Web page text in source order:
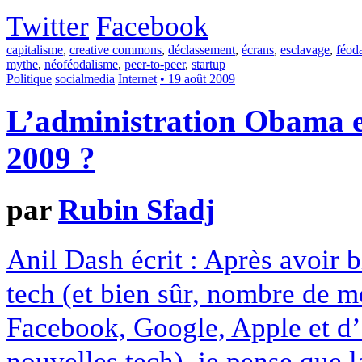
Twitter Facebook
capitalisme, creative commons, déclassement, écrans, esclavage,
mythe, néoféodalisme, peer-to-peer, startup
Politique socialmedia Internet • 19 août 2009
L’administration Obama
2009 ?
parRubin Sfadj
Anil Dash écrit : Après avoir
tech (et bien sûr, nombre de
Facebook, Google, Apple et